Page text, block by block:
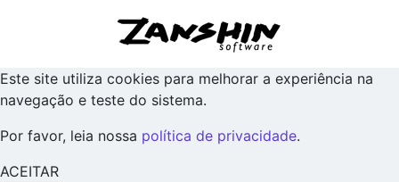
Este site utiliza cookies para melhorar a experiência na
navegação e teste do sistema.
Por favor, leia nossa política de privacidade.
ACEITAR